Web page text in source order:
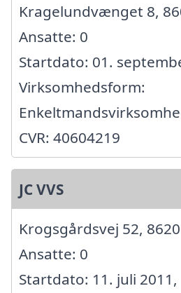
Kragelundvænget 8,
Ansatte: 0
Startdato: 01.
Virksomhedsform:
CVR: 40604219
JC VVS
Krogsgårdsvej 52,
Ansatte: 0
Startdato: 11. juli 2011,